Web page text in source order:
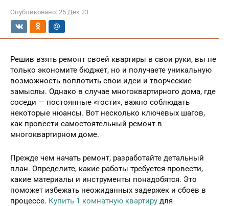
Опубликовано: 25 Дек 23
Решив взять ремонт своей квартиры в свои руки, вы не
только экономите бюджет, но и получаете уникальную
возможность воплотить свои идеи и творческие
замыслы. Однако в случае многоквартирного дома, где
соседи — постоянные «гости», важно соблюдать
некоторые нюансы. Вот несколько ключевых шагов,
как провести самостоятельный ремонт в
многоквартирном доме.
Прежде чем начать ремонт, разработайте детальный
план. Определите, какие работы требуется провести,
какие материалы и инструменты понадобятся. Это
поможет избежать неожиданных задержек и сбоев в
процессе. Купить 1 комнатную квартиру для